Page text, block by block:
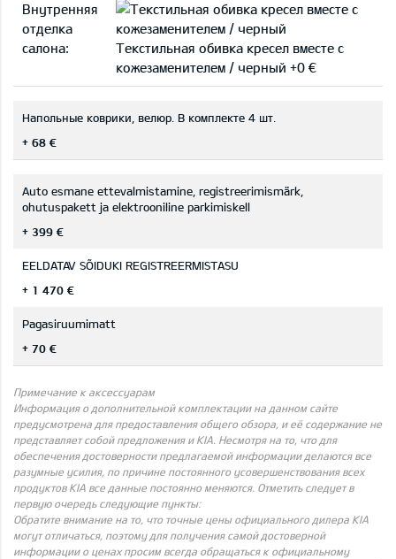
Внутренняя
отделка
салона:
Текстильная обивка кресел вместе с
кожезаменителем / черный +0 €
Напольные коврики, велюр. B комплекте 4 шт.
+ 68 €
Auto esmane ettevalmistamine, registreerimismärk,
ohutuspakett ja elektrooniline parkimiskell
+ 399 €
EELDATAV SÕIDUKI REGISTREERMISTASU
+ 1 470 €
Pagasiruumimatt
+ 70 €
Примечание к аксессуарам
Информация о дополнительной комплектации на данном сайте
предусмотрена для предоставления общего обзора, и её содержание не
представляет собой предложения и KIA. Несмотря на то, что для
обеспечения достоверности предлагаемой информации делаются все
разумные усилия, по причине постоянного усовершенствования всех
продуктов KIA все данные постоянно меняются. Отметить следует в
первую очередь следующие пункты:
Обратите внимание на то, что точные цены официального дилера KIA
могут отличаться, поэтому для получения самой достоверной
информации о ценах просим всегда обращаться к официальному